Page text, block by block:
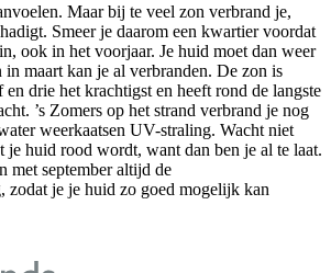
Maar bij te veel zon verbrand je,
Smeer je daarom een kwartier voordat
ook in het voorjaar. Je huid moet dan weer
in maart kan je al verbranden. De zon is
drie het krachtigst en heeft rond de langste
’s Zomers op het strand verbrand je nog
weerkaatsen UV-straling. Wacht niet
je huid rood wordt, want dan ben je al te laat.
met september altijd de
zodat je je huid zo goed mogelijk kan